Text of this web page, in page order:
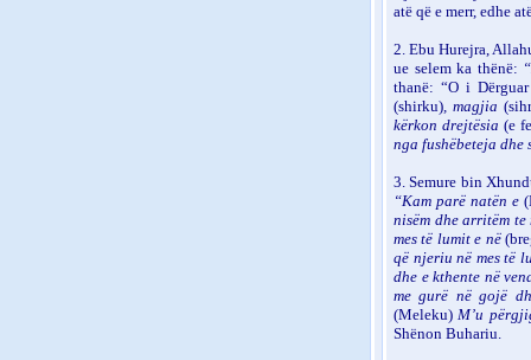
atë që e merr, edhe
2. Ebu Hurejra,
ue selem ka thënë:
thanë: “O i
(shirku) , magjia
kërkon drejtësia (e
nga fushëbeteja dhe
3. Semure bin
“Kam parë natën e
nisëm dhe arritëm
mes të lumit e në
që njeriu në mes të
dhe e kthente në
me gurë në gojë
(Meleku) M’u
Shënon Buhariu.